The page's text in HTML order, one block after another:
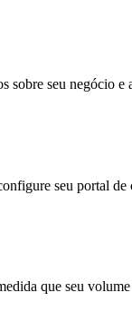
seu negócio e
seu portal
que seu